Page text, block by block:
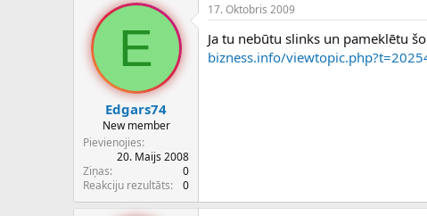
E
Edgars74
New member
Pievienojies
20. Maijs 2008
Ziņas
0
Reakciju rezultāts
0
17. Oktobris 2009
Ja tu nebūtu slinks un pameklētu
bizness.info/